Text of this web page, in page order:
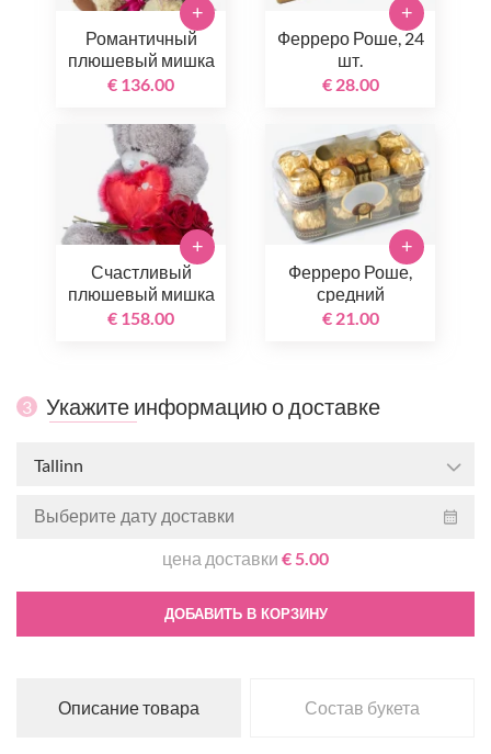
Романтичный
плюшевый мишка
€ 136.00
+
Ферреро Роше, 24
шт.
€ 28.00
+
Счастливый
плюшевый мишка
€ 158.00
+
Ферреро Роше,
средний
€ 21.00
+
3 Укажите информацию о доставке
Tallinn
цена доставки € 5.00
ДОБАВИТЬ В КОРЗИНУ
Описание товара Состав букета